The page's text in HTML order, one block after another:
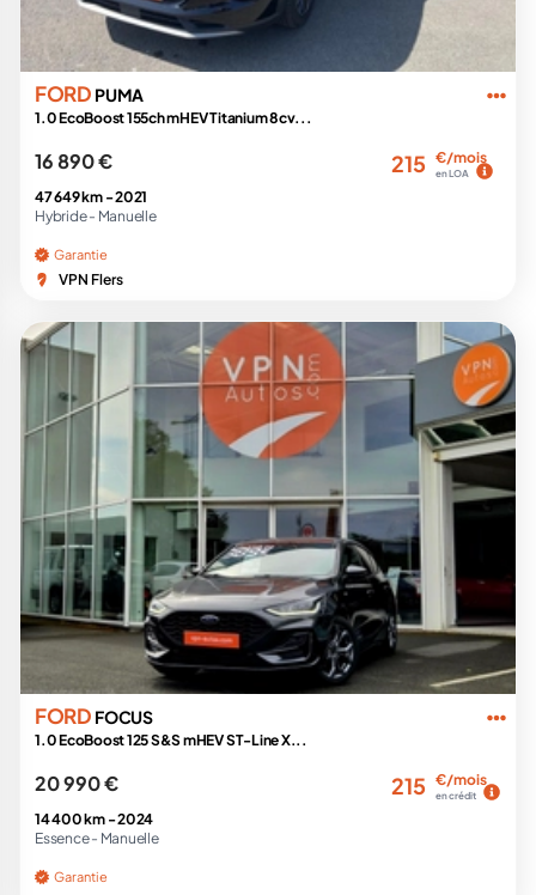
FORD PUMA
1.0 EcoBoost 155ch mHEV Titanium 8cv...
16 890 € 215 €/mois
en LOA
47 649 km -2021
Hybride - Manuelle
Garantie
VPN Flers
FORD FOCUS
1.0 EcoBoost 125 S&S mHEV ST-Line X...
20 990 € 215 €/mois
en crédit
14 400 km -2024
Essence - Manuelle
Garantie